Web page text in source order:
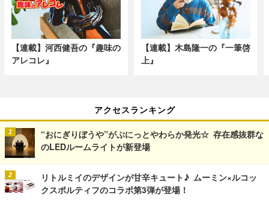
【連載】河西健吾の『趣味の
アレコレ』
【連載】木島隆一の『一筆啓
上』
アクセスランキング
“おにぎりぼうや”がぷにっとやわらか発光☆ 存在感抜群な
のLEDルームライトが新登場
リトルミイのデザインが甘辛キュート♪ ムーミン×ルコッ
クスポルティフのコラボ第3弾が登場！